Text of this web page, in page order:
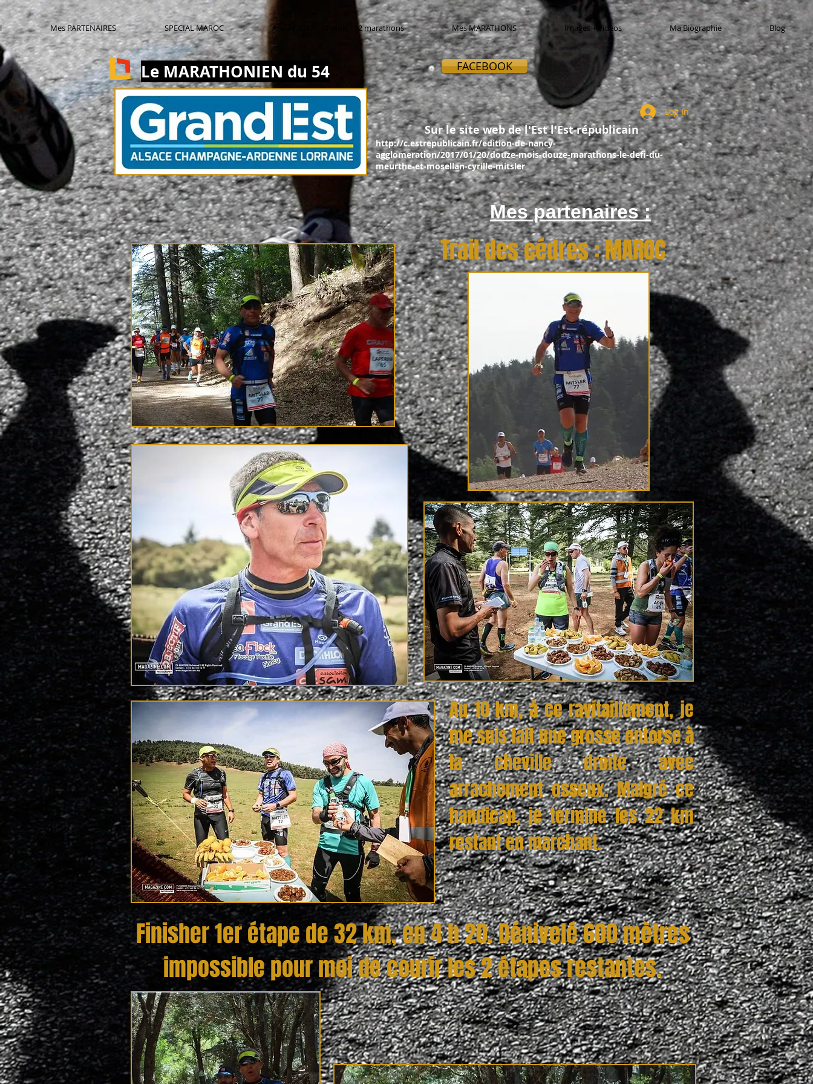
Mes PARTENAIRES SPECIAL MAROC Année 2017 - 12 mois - 12 marathons Mes MARATHONS Images + vidéos Ma Biographie Blog
Le MARATHONIEN du 54 FACEBOOK
Sur le site web de l'Est l'Est républicain
http://c.estrepublicain.fr/edition-de-nancy-
agglomeration/2017/01/20/douze-mois-douze-marathons-le-defi-du-
meurthe-et-mosellan-cyrille-mitsler
Log In
Mes partenaires :
Au 10 km, à ce ravitaillement, je
me suis fait une grosse entorse à
la cheville droite avec
arrachement osseux. Malgré ce
handicap, je termine les 22 km
restant en marchant.
Finisher 1er étape de 32 km,en 4 h 20. Dénivelé 600 mètres
impossible pour moi de courir les 2 étapes restantes.
Trail des cédres : MAROC